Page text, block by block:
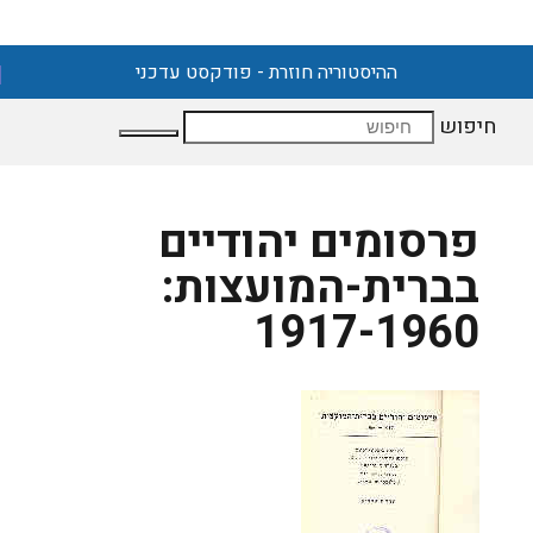
ההיסטוריה חוזרת - פודקסט עדכני
חיפוש
פרסומים יהודיים
בברית-המועצות:
1917-1960